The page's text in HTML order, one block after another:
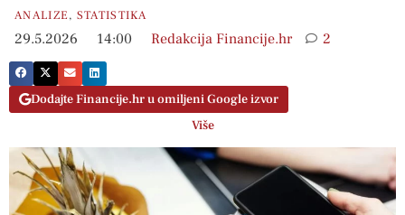
ANALIZE, STATISTIKA
29.5.2026 14:00 Redakcija Financije.hr 2
Dodajte Financije.hr u omiljeni Google izvor
Više